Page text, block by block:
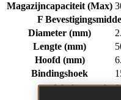
Magazijncapaciteit (Max)
F
Diameter (mm)
Lengte (mm)
Hoofd (mm)
Bindingshoek
Werkzame druk